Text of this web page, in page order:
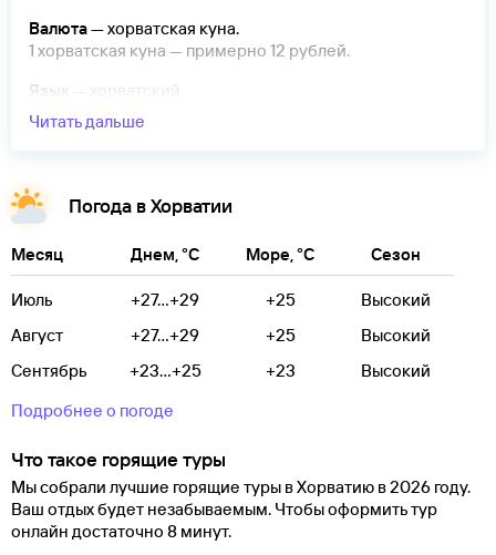
Валюта— хорватская куна.
1 хорватская куна — примерно 12 рублей.
Язык
— хорватский.
Нужна местная виза
Пляжный сезон — с мая по октябрь.
Умаг, Дубровник и Сплит.
Читать дальше
Погода в Хорватии
Месяц Днем, °C Море, °C Сезон
Июль +27...+29 +25
Высокий
Август
+27...+29 +25
Высокий
Сентябрь
+23...+25 +23
Высокий
Подробнее о погоде
Что такое горящие туры
Мы собрали лучшие горящие туры в Хорватию в 2026 году.
Ваш отдых будет незабываемым. Чтобы оформить тур
онлайн достаточно 8 минут.